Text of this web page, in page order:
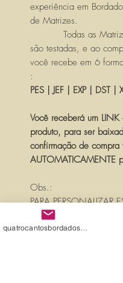
experiência em
de Matrizes.
Todas as
são testadas, e ao
você recebe em 6
:
PES | JEF | EXP | DST |
Você receberá um LINK
produto, para ser
confirmação de
AUTOMATICAMENTE
Obs.:
PARA PERSONALIZAR
ACRESCENTANDO
NOMES, É SÓ